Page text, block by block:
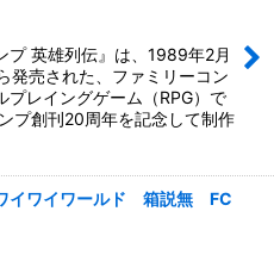
プ 英雄列伝』は、1989年2月
発売された、ファミリーコン
プレイングゲーム（RPG）で
プ創刊20周年を記念して制作
ワイワイワールド 箱説無 FC